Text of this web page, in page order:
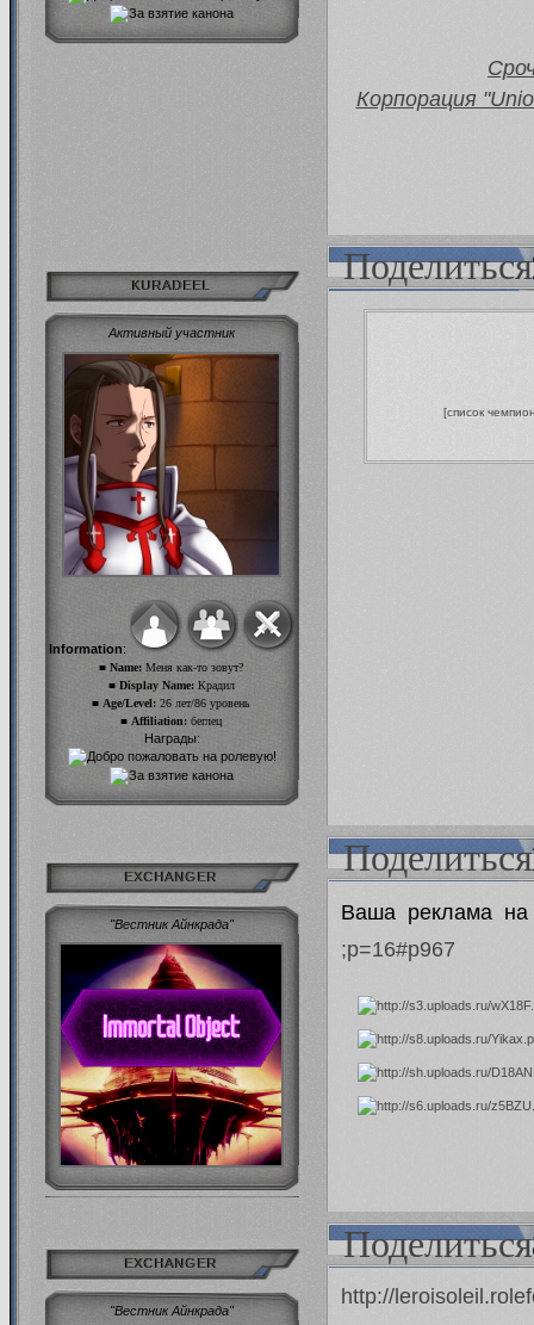
Корпорация
Поделиться
KURADEEL
Активный участник
Information:
■ Name: Меня как-то зовут?
■ Display Name:Крадил
■ Age/Level: 26 лет/86 уровень
■ Affiliation: беглец
Награды:
[список
Поделиться
EXCHANGER
"Вестник Айнкрада"
Ваша реклама
;p=16#p967
Поделиться
EXCHANGER
"Вестник Айнкрада"
http://